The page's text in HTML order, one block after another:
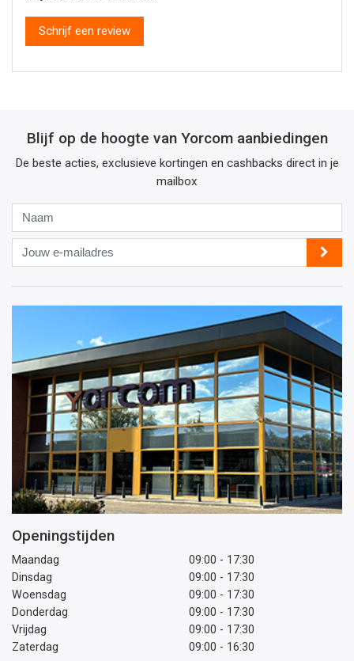
Schrijf een review
Blijf op de hoogte van Yorcom aanbiedingen
De beste acties, exclusieve kortingen en cashbacks direct in je
mailbox
Jouw
e-
mailadres
Openingstijden
Maandag
09:00 - 17:30
Dinsdag
09:00 - 17:30
Woensdag
09:00 - 17:30
Donderdag
09:00 - 17:30
Vrijdag
09:00 - 17:30
Zaterdag
09:00 - 16:30